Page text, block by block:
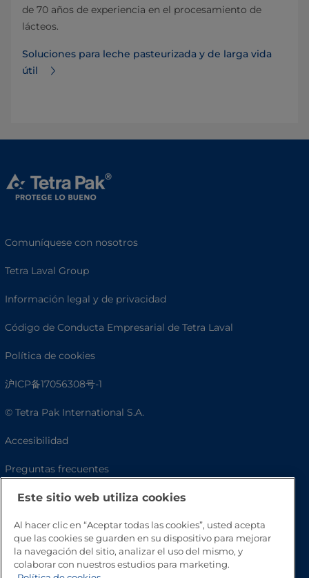
de 70 años de experiencia en el procesamiento de
lácteos.
Soluciones para leche pasteurizada y de larga vida
útil
Comuníquese con nosotros
Tetra Laval Group
Información legal y de privacidad
Código de Conducta Empresarial de Tetra Laval
Política de cookies
沪ICP备17056308号-1
© Tetra Pak International S.A.
Accesibilidad
Preguntas frecuentes
Este sitio web utiliza cookies
Al hacer clic en “Aceptar todas las cookies”, usted acepta
que las cookies se guarden en su dispositivo para mejorar
la navegación del sitio, analizar el uso del mismo, y
colaborar con nuestros estudios para marketing.